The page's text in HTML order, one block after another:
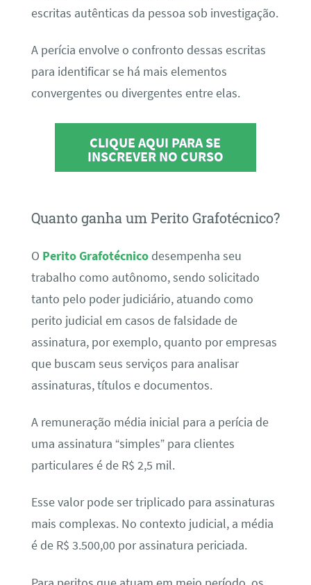
escritas autênticas da pessoa sob investigação.
A perícia envolve o confronto dessas escritas
para identificar se há mais elementos
convergentes ou divergentes entre elas.
CLIQUE AQUI PARA SE
INSCREVER NO CURSO
Quanto ganha um Perito Grafotécnico?
O Perito Grafotécnicodesempenha seu
trabalho como autônomo, sendo solicitado
tanto pelo poder judiciário, atuando como
perito judicial em casos de falsidade de
assinatura, por exemplo, quanto por empresas
que buscam seus serviços para analisar
assinaturas, títulos e documentos.
A remuneração média inicial para a perícia de
uma assinatura “simples” para clientes
particulares é de R$ 2,5 mil.
Esse valor pode ser triplicado para assinaturas
mais complexas. No contexto judicial, a média
é de R$ 3.500,00 por assinatura periciada.